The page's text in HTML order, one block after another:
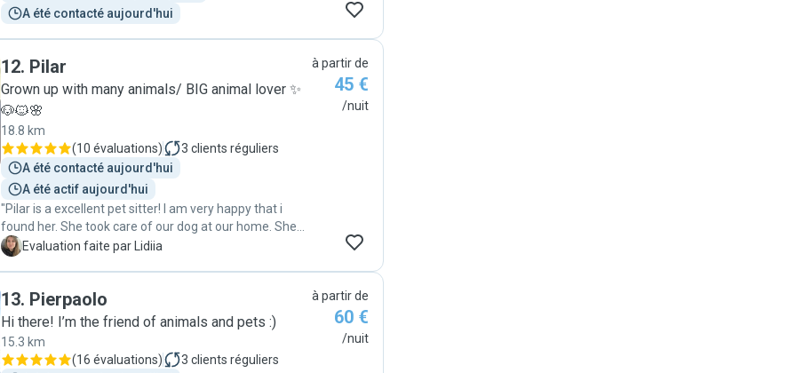
A été contacté aujourd'hui
12. Pilar
Grown up with many animals/ BIG animal lover ✨
🐶🐱🌸
18.8 km
(10 évaluations) 3 clients réguliers
A été contacté aujourd'hui
A été actif aujourd'hui
"Pilar is a excellent pet sitter! I am very happy that i
found her. She took care of our dog at our home. She
regularly sent photos and videos and was always in
L Evaluation faite par Lidiia
à partir de
45 €
/nuit
13. Pierpaolo
Hi there! I’m the friend of animals and pets :)
15.3 km
(16 évaluations) 3 clients réguliers
à partir de
60 €
/nuit